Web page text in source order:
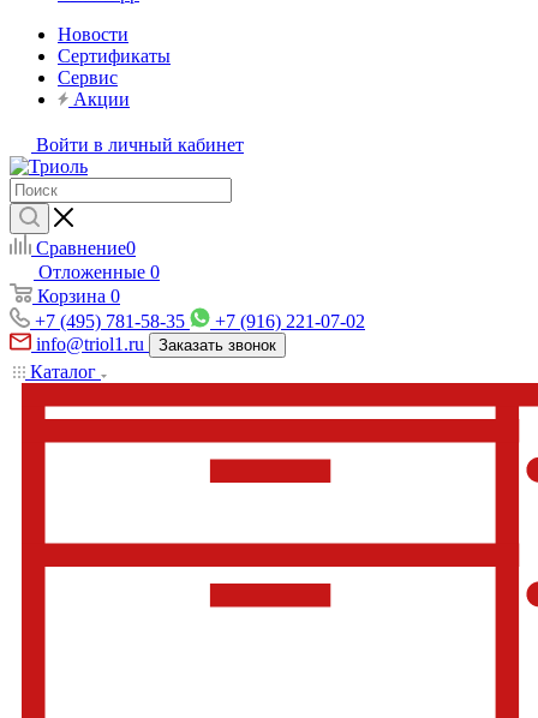
Новости
Сертификаты
Сервис
Акции
Войти в личный кабинет
Сравнение0
Отложенные 0
Корзина 0
+7 (495) 781-58-35
+7 (916) 221-07-02
info@triol1.ru
Заказать звонок
Каталог